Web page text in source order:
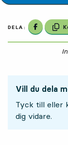
DELA: Dela på
Vill du dela
Tyck till eller
dig vidare.